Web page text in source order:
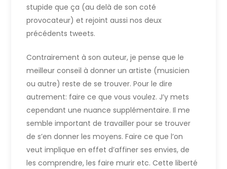
stupide que ça (au delà de son coté
provocateur) et rejoint aussi nos deux
précédents tweets.
Contrairement à son auteur, je pense que le
meilleur conseil à donner un artiste (musicien
ou autre) reste de se trouver. Pour le dire
autrement: faire ce que vous voulez. J’y mets
cependant une nuance supplémentaire. Il me
semble important de travailler pour se trouver
de s’en donner les moyens. Faire ce que l’on
veut implique en effet d’affiner ses envies, de
les comprendre, les faire murir etc. Cette liberté